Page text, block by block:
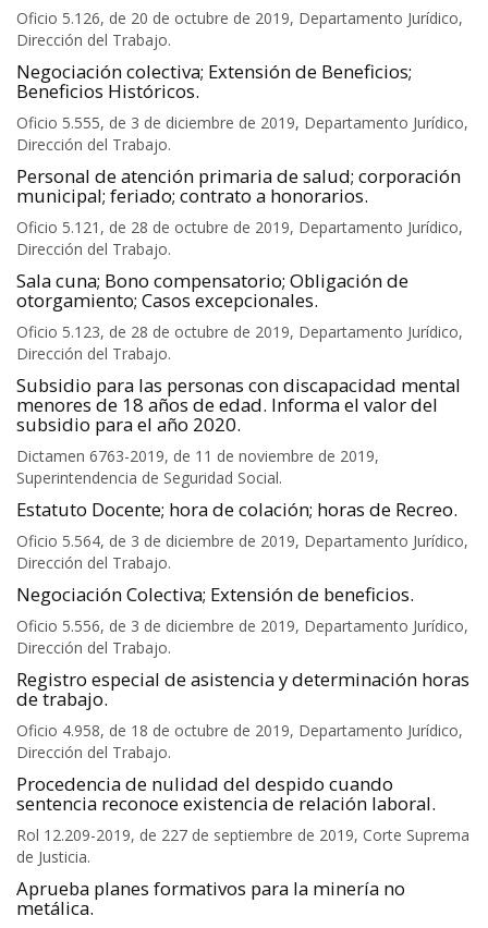
Oficio 5.126, de 20 de octubre de 2019, Departamento Jurídico,
Dirección del Trabajo.
Negociación colectiva; Extensión de Beneficios;
Beneficios Históricos.
Oficio 5.555, de 3 de diciembre de 2019, Departamento Jurídico,
Dirección del Trabajo.
Personal de atención primaria de salud; corporación
municipal; feriado; contrato a honorarios.
Oficio 5.121, de 28 de octubre de 2019, Departamento Jurídico,
Dirección del Trabajo.
Sala cuna; Bono compensatorio; Obligación de
otorgamiento; Casos excepcionales.
Oficio 5.123, de 28 de octubre de 2019, Departamento Jurídico,
Dirección del Trabajo.
Subsidio para las personas con discapacidad mental
menores de 18 años de edad. Informa el valor del
subsidio para el año 2020.
Dictamen 6763-2019, de 11 de noviembre de 2019,
Superintendencia de Seguridad Social.
Estatuto Docente; hora de colación; horas de Recreo.
Oficio 5.564, de 3 de diciembre de 2019, Departamento Jurídico,
Dirección del Trabajo.
Negociación Colectiva; Extensión de beneficios.
Oficio 5.556, de 3 de diciembre de 2019, Departamento Jurídico,
Dirección del Trabajo.
Registro especial de asistencia y determinación horas
de trabajo.
Oficio 4.958, de 18 de octubre de 2019, Departamento Jurídico,
Dirección del Trabajo.
Procedencia de nulidad del despido cuando
sentencia reconoce existencia de relación laboral.
Rol 12.209-2019, de 227 de septiembre de 2019, Corte Suprema
de Justicia.
Aprueba planes formativos para la minería no
metálica.